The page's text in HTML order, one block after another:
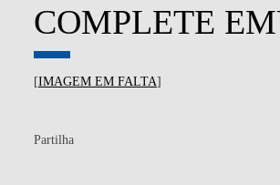
COMPLETE
[IMAGEM EM FALTA]
Partilha